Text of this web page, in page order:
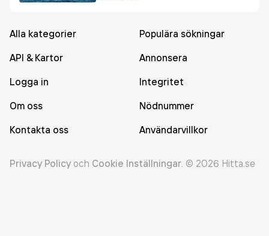
Alla kategorier
Populära sökningar
API & Kartor
Annonsera
Logga in
Integritet
Om oss
Nödnummer
Kontakta oss
Användarvillkor
Privacy Policy och Cookie Inställningar. © 2026 Hitta.se